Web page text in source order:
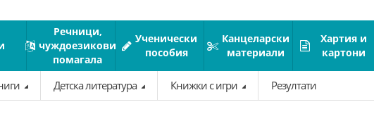
Речници,
чуждоезикови
помагала
Ученически
пособия
Канцеларски
материали
Хартия и
картони
Детска литература Книжки с игри Резултати